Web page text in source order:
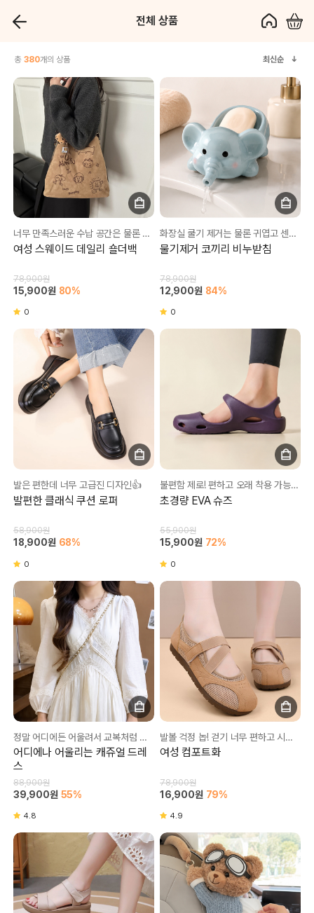
전체 상품
총 380개의 상품 최신순
너무 만족스러운 수납 공간은 물론 귀여운 디자인까지💕
여성 스웨이드 데일리 숄더백
78,900원
15,900원 80%
0
화장실 쿨기 제거는 물론 귀엽고 센스있는 인테리어까지😊
물기제거 코끼리 비누받침
78,900원
12,900원 84%
0
발은 편한데 너무 고급진 디자인👍
발편한 클래식 쿠션 로퍼
58,900원
18,900원 68%
0
불편함 제로! 편하고 오래 착용 가능한 초경량 슈즈💛
초경량 EVA 슈즈
55,900원
15,900원 72%
0
정말 어디에든 어울려서 교복처럼 입고다녀요😊
어디에나 어울리는 캐쥬얼 드레
스
88,900원
39,900원 55%
4.8
발볼 걱정 놉! 걷기 너무 편하고 시원한 신발💚
여성 컴포트화
78,900원
16,900원 79%
4.9